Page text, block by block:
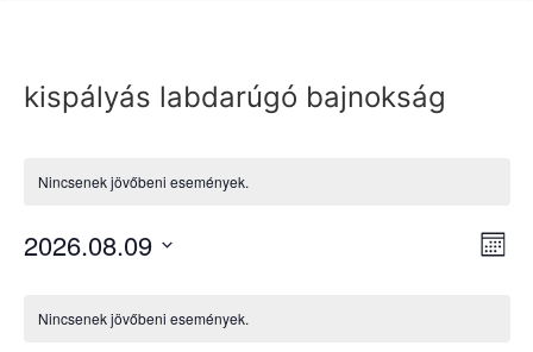
kispályás labdarúgó bajnokság
Nincsenek jövőbeni események.
2026.08.09
Események
Nincsenek jövőbeni események.